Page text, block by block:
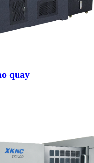
quay